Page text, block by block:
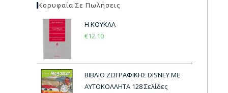
Κορυφαία Σε Πωλήσεις
Η ΚΟΥΚΛΑ
€12.10
ΒΙΒΛΙΟ ΖΩΓΡΑΦΙΚΗΣ DISNEY ΜΕ
ΑΥΤΟΚΟΛΛΗΤΑ 128 Σελίδες